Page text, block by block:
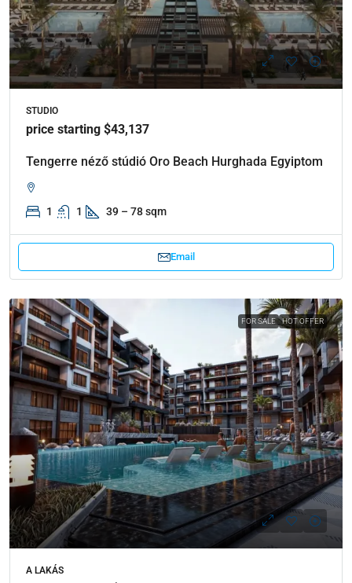
STUDIO
price starting $43,137
Tengerre néző stúdió Oro Beach Hurghada Egyiptom
1 1 39 – 78 sqm
Email
FOR SALE HOT OFFER
A LAKÁS